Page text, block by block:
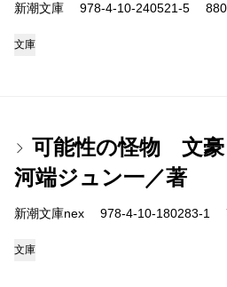
新潮文庫 978-4-10-240521-5
文庫
可能性の怪物 文豪
河端ジュン一／著
新潮文庫nex 978-4-10-180283-1
文庫